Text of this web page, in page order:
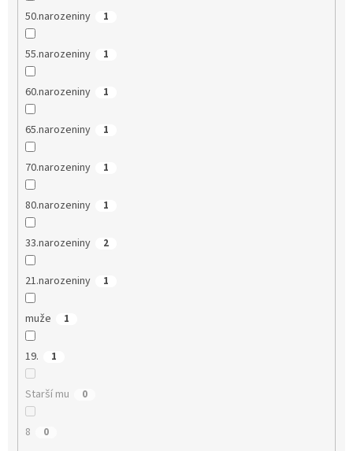
50.narozeniny 1
55.narozeniny 1
60.narozeniny 1
65.narozeniny 1
70.narozeniny 1
80.narozeniny 1
33.narozeniny 2
21.narozeniny 1
muže 1
19. 1
Starší mu 0
8 0